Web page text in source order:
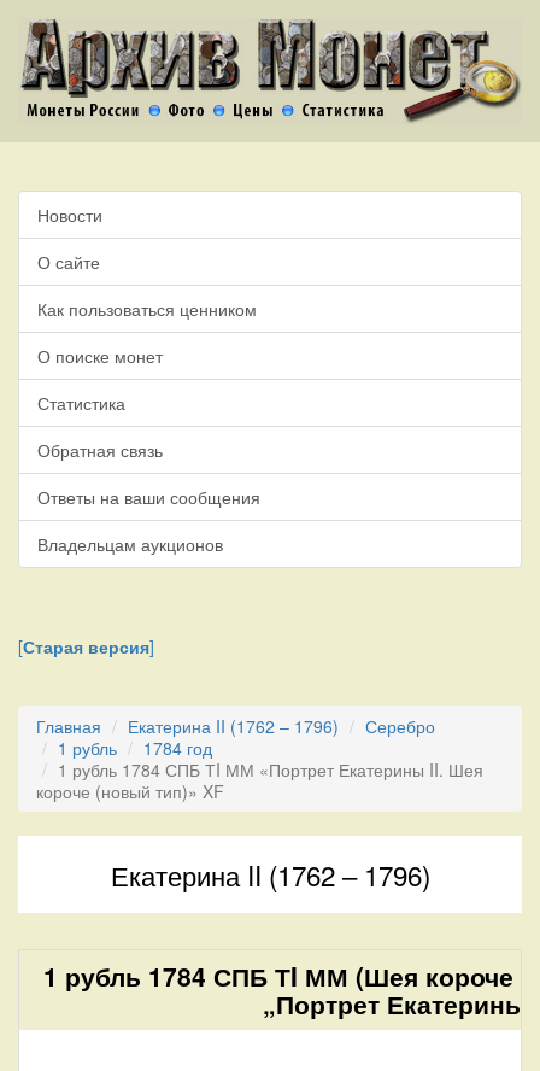
Новости
О сайте
Как пользоваться ценником
О поиске монет
Статистика
Обратная связь
Ответы на ваши сообщения
Владельцам аукционов
[Старая версия]
Главная Екатерина II (1762 – 1796)
Серебро
1 рубль
1784 год
1 рубль 1784 СПБ ТI ММ «Портрет Екатерины II. Шея
короче (новый тип)» XF
Екатерина II (1762 – 1796)
1 рубль 1784 СПБ ТI ММ (Шея короче
„Портрет Екатерины